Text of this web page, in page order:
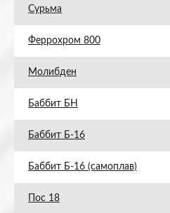
Сурьма
Феррохром 800
Молибден
Баббит БН
Баббит Б-16
Баббит Б-16 (самоплав)
Пос 18